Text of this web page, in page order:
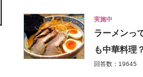
実施中
ラーメンっ
も中華料理？
回答数：19645